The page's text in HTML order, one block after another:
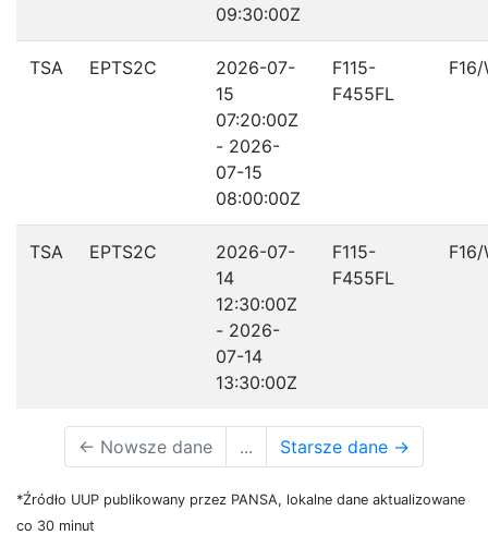
09:30:00Z
TSA EPTS2C
2026-07-
15
07:20:00Z
- 2026-
07-15
08:00:00Z
F115-
F455FL
F16/
TSA EPTS2C
2026-07-
14
12:30:00Z
- 2026-
07-14
13:30:00Z
F115-
F455FL
F16/
← Nowsze dane ... Starsze dane →
*Źródło UUP publikowany przez PANSA, lokalne dane aktualizowane
co 30 minut